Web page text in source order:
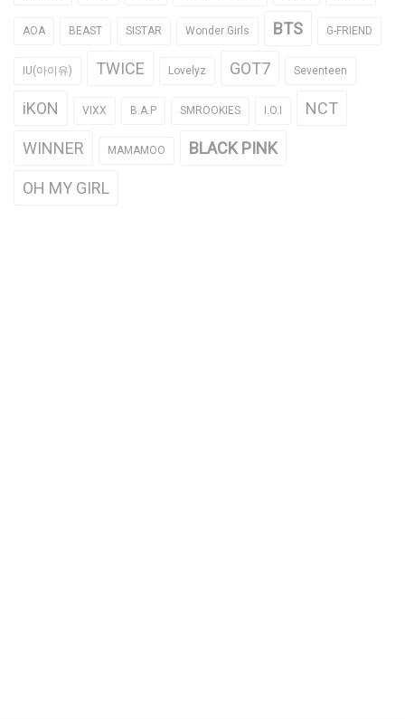
AOA BEAST SISTAR Wonder Girls BTS G-FRIEND
IU(아이유) TWICE Lovelyz GOT7 Seventeen
iKON VIXX B.A.P SMROOKIES I.O.I NCT
WINNER MAMAMOO BLACK PINK
OH MY GIRL